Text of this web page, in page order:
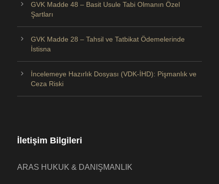
GVK Madde 48 – Basit Usule Tabi Olmanın Özel
Şartları
GVK Madde 28 – Tahsil ve Tatbikat Ödemelerinde
İstisna
İncelemeye Hazırlık Dosyası (VDK-İHD): Pişmanlık ve
Ceza Riski
İletişim Bilgileri
ARAS HUKUK & DANIŞMANLIK